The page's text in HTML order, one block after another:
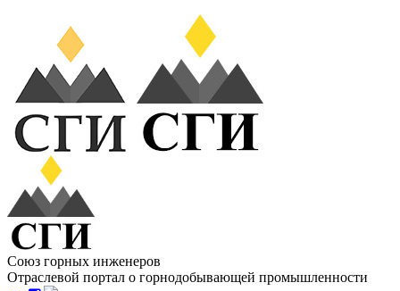
Союз горных инженеров
Отраслевой портал о горнодобывающей промышленности